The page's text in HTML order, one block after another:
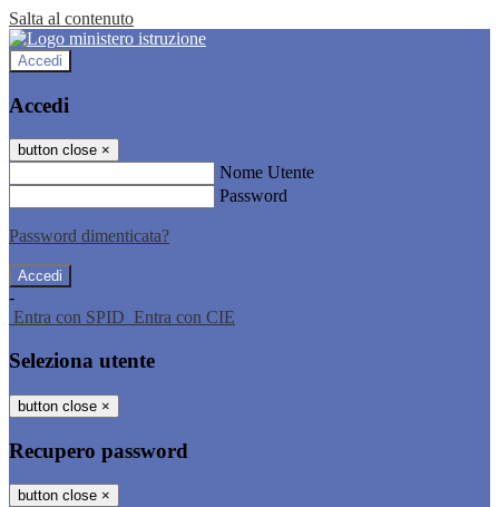
Salta al contenuto
Accedi
Accedi
button close ×
Nome Utente
Password
Password dimenticata?
-
Entra con SPID Entra con CIE
Seleziona utente
button close ×
Recupero password
button close ×